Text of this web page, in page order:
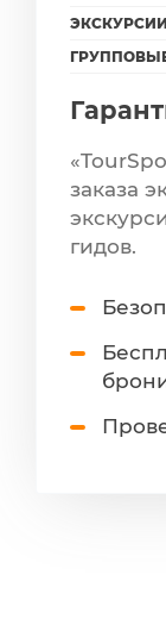
заказа
гидов.